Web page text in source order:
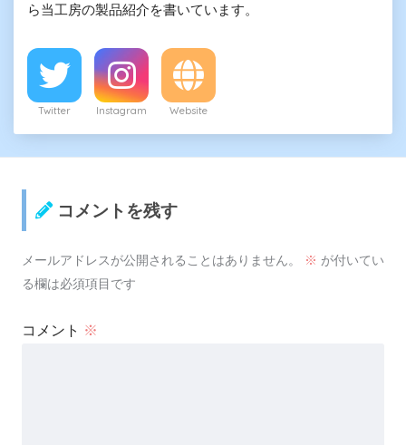
ら当工房の製品紹介を書いています。
Twitter Instagram Website
コメントを残す
メールアドレスが公開されることはありません。 ※ が付いてい
る欄は必須項目です
コメント ※